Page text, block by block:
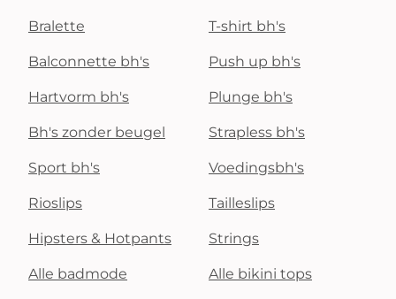
Bralette T-shirt bh's
Balconnette bh's Push up bh's
Hartvorm bh's Plunge bh's
Bh's zonder beugel Strapless bh's
Sport bh's Voedingsbh's
Rioslips Tailleslips
Hipsters & Hotpants Strings
Alle badmode Alle bikini tops